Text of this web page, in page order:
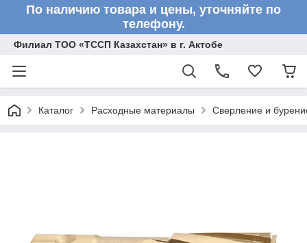
По наличию товара и цены, уточняйте по
телефону.
Филиал ТОО «ТССП Казахстан» в г. Актобе
Каталог Расходные материалы Сверление и